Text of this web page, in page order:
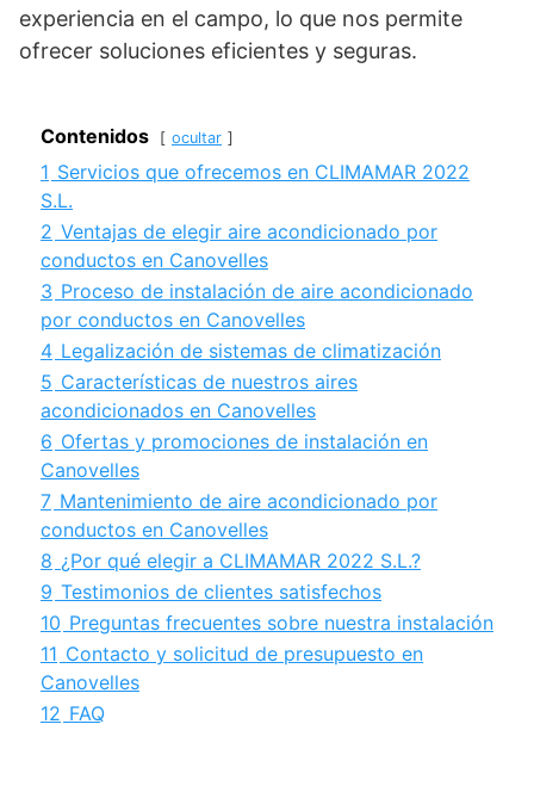
experiencia en el campo, lo que nos permite
ofrecer soluciones eficientes y seguras.
Contenidos ocultar
1 Servicios que ofrecemos en CLIMAMAR 2022
S.L.
2 Ventajas de elegir aire acondicionado por
conductos en Canovelles
3 Proceso de instalación de aire acondicionado
por conductos en Canovelles
4 Legalización de sistemas de climatización
5 Características de nuestros aires
acondicionados en Canovelles
6 Ofertas y promociones de instalación en
Canovelles
7 Mantenimiento de aire acondicionado por
conductos en Canovelles
8 ¿Por qué elegir a CLIMAMAR 2022 S.L.?
9 Testimonios de clientes satisfechos
10 Preguntas frecuentes sobre nuestra instalación
11 Contacto y solicitud de presupuesto en
Canovelles
12 FAQ